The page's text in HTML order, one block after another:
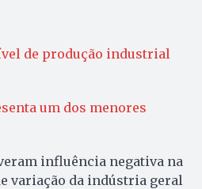
de produção industrial
um dos menores
influência negativa na
variação da indústria geral